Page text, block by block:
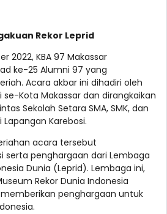
Rekor Leprid
2022, KBA 97 Makassar
ke-25 Alumni 97 yang
Acara akbar ini dihadiri oleh
Kota Makassar dan dirangkaikan
Sekolah Setara SMA, SMK, dan
Karebosi.
acara tersebut
serta penghargaan dari Lembaga
Dunia (Leprid). Lembaga ini,
Rekor Dunia Indonesia
penghargaan untuk